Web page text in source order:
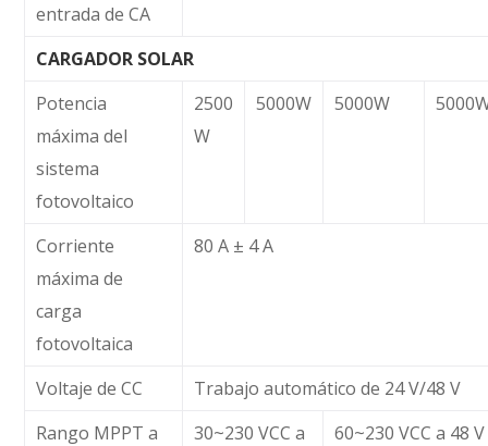
entrada de CA
CARGADOR SOLAR
Potencia
máxima del
sistema
fotovoltaico
2500
W
5000W 5000W
Corriente
máxima de
carga
fotovoltaica
80 A ± 4 A
Voltaje de CC
Trabajo automático de 24 V/48 V
Rango MPPT a
30~230 VCC a
60~230 VCC a 48 V